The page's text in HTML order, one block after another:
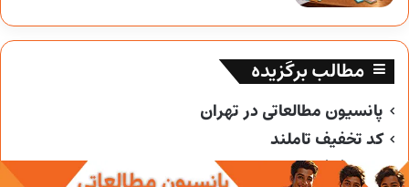
مطالب برگزیده
پانسیون مطالعاتی در تهران
کد تخفیف تاملند
کد تخفیف خیلی سبز